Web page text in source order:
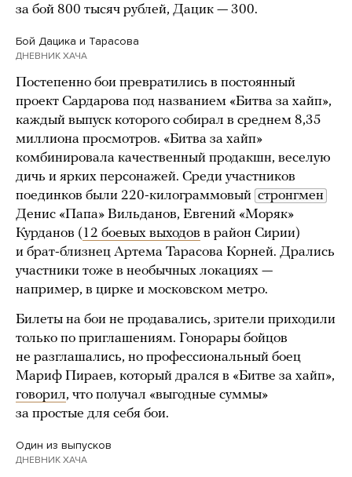
за бой 800 тысяч рублей, Дацик — 300.
Бой Дацика и Тарасова
ДНЕВНИК ХАЧА
Постепенно бои превратились в постоянный
проект Сардарова под названием «Битва за хайп»,
каждый выпуск которого собирал в среднем 8,35
миллиона просмотров. «Битва за хайп»
комбинировала качественный продакшн, веселую
дичь и ярких персонажей. Среди участников
поединков были 220-килограммовый стронгмен
Денис «Папа» Вильданов, Евгений «Моряк»
Курданов (12 боевых выходов в район Сирии)
и брат-близнец Артема Тарасова Корней. Дрались
участники тоже в необычных локациях —
например, в цирке и московском метро.
Билеты на бои не продавались, зрители приходили
только по приглашениям. Гонорары бойцов
не разглашались, но профессиональный боец
Мариф Пираев, который дрался в «Битве за хайп»,
говорил, что получал «выгодные суммы»
за простые для себя бои.
Один из выпусков
ДНЕВНИК ХАЧА